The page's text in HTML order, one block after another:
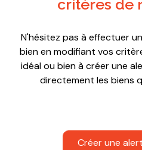
equipe
contact
critères de
N'hésitez pas à effectuer
bien en modifiant vos
idéal ou bien à créer une
directement les biens
Créer une